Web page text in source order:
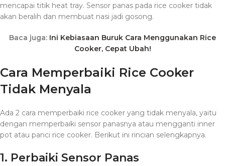
mencapai titik heat tray. Sensor panas pada rice cooker tidak
akan beralih dan membuat nasi jadi gosong.
Baca juga: Ini Kebiasaan Buruk Cara Menggunakan Rice
Cooker, Cepat Ubah!
Cara Memperbaiki Rice Cooker
Tidak Menyala
Ada 2 cara memperbaiki rice cooker yang tidak menyala, yaitu
dengan memperbaiki sensor panasnya atau mengganti inner
pot atau panci rice cooker. Berikut ini rincian selengkapnya.
1. Perbaiki Sensor Panas